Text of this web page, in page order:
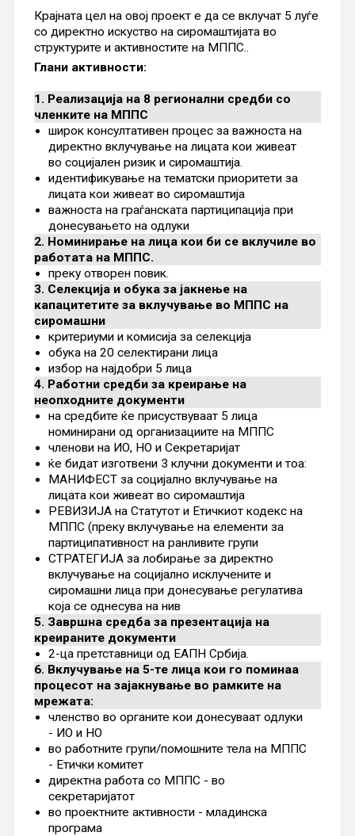
Крајната цел на овој проект е да се вклучат 5 луѓе
со директно искуство на сиромаштијата во
структурите и активностите на МППС..
Глани активности:
1. Реализација на 8 регионални средби со
членките на МППС
широк консултативен процес за важноста на
директно вклучување на лицата кои живеат
во социјален ризик и сиромаштија.
идентификување на тематски приоритети за
лицата кои живеат во сиромаштија
важноста на граѓанската партиципација при
донесувањето на одлуки
2. Номинирање на лица кои би се вклучиле во
работата на МППС.
преку отворен повик.
3. Селекција и обука за јакнење на
капацитетите за вклучување во МППС на
сиромашни
критериуми и комисија за селекција
обука на 20 селектирани лица
избор на најдобри 5 лица
4. Работни средби за креирање на
неопходните документи
на средбите ќе присуствуваат 5 лица
номинирани од организациите на МППС
членови на ИО, НО и Секретаријат
ќе бидат изготвени 3 клучни документи и тоа:
МАНИФЕСТ за социјално вклучување на
лицата кои живеат во сиромаштија
РЕВИЗИЈА на Статутот и Етичкиот кодекс на
МППС (преку вклучување на елементи за
партиципативност на ранливите групи
СТРАТЕГИЈА за лобирање за директно
вклучување на социјално исклучените и
сиромашни лица при донесување регулатива
која се однесува на нив
5. Завршна средба за презентација на
креираните документи
2-ца претставници од ЕАПН Србија.
6. Вклучување на 5-те лица кои го поминаа
процесот на зајакнување во рамките на
мрежата:
членство во органите кои донесуваат одлуки
- ИО и НО
во работните групи/помошните тела на МППС
- Етички комитет
директна работа со МППС - во
секретаријатот
во проектните активности - младинска
програма